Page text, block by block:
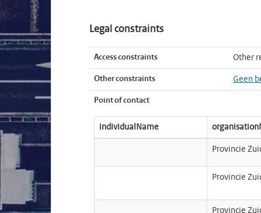
Legal constraints
Access constraints Other
Other constraints Geen
Point of contact
individualName
Provincie
Provincie
Provincie